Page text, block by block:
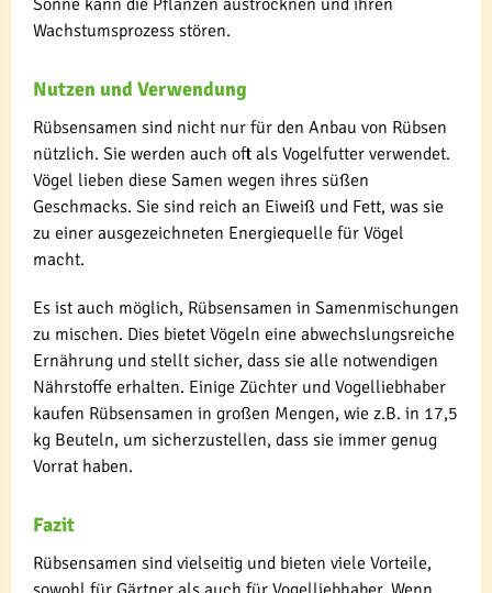
Sonne kann die Pflanzen austrocknen und ihren
Wachstumsprozess stören.
Nutzen und Verwendung
Rübsensamen sind nicht nur für den Anbau von Rübsen
nützlich. Sie werden auch oft als Vogelfutter verwendet.
Vögel lieben diese Samen wegen ihres süßen
Geschmacks. Sie sind reich an Eiweiß und Fett, was sie
zu einer ausgezeichneten Energiequelle für Vögel
macht.
Es ist auch möglich, Rübsensamen in Samenmischungen
zu mischen. Dies bietet Vögeln eine abwechslungsreiche
Ernährung und stellt sicher, dass sie alle notwendigen
Nährstoffe erhalten. Einige Züchter und Vogelliebhaber
kaufen Rübsensamen in großen Mengen, wie z.B. in 17,5
kg Beuteln, um sicherzustellen, dass sie immer genug
Vorrat haben.
Fazit
Rübsensamen sind vielseitig und bieten viele Vorteile,